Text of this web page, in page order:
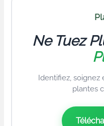
Ne Tuez
Identifiez,
plantes